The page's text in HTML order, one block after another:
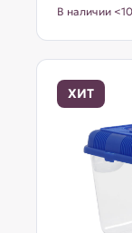
В наличии
ХИТ